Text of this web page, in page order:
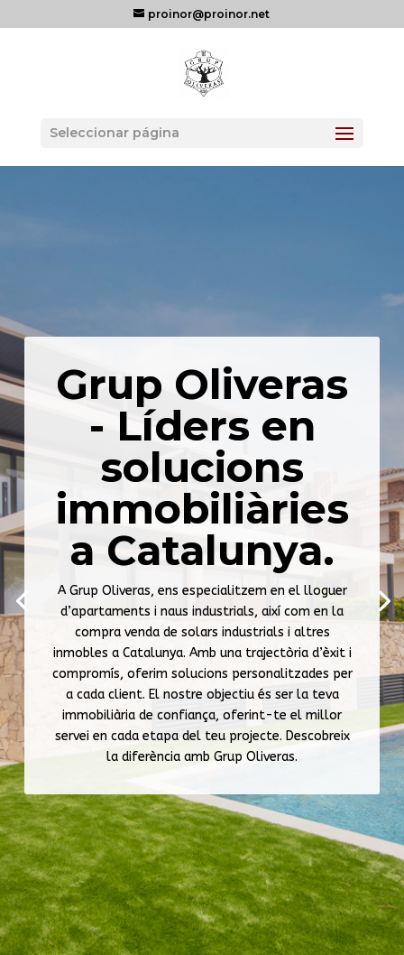
proinor@proinor.net
Seleccionar página
Grup Oliveras
- Líders en
solucions
immobiliàries
a Catalunya.
A Grup Oliveras, ens especialitzem en el lloguer
d’apartaments i naus industrials, així com en la
compra venda de solars industrials i altres
inmobles a Catalunya. Amb una trajectòria d’èxit i
compromís, oferim solucions personalitzades per
a cada client. El nostre objectiu és ser la teva
immobiliària de confiança, oferint-te el millor
servei en cada etapa del teu projecte. Descobreix
la diferència amb Grup Oliveras.